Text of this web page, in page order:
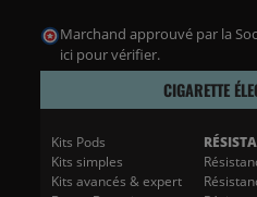
Marchand approuvé par la
ici pour vérifier.
CIGARETTE
Kits Pods
Kits simples
Kits avancés & expert